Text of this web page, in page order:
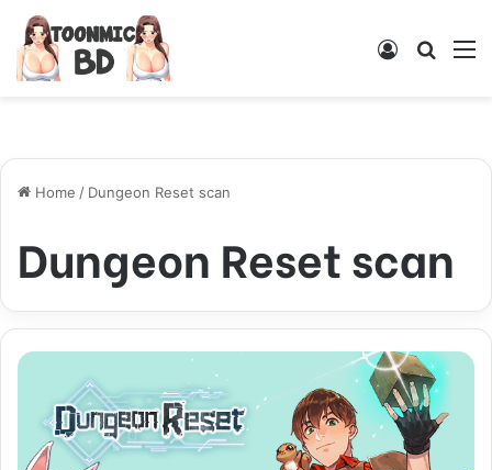
Log
Home / Dungeon Reset scan
Dungeon Reset scan